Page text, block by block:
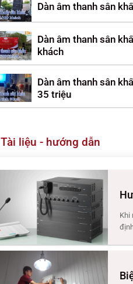
Dàn âm thanh sân
Dàn âm thanh sân
khách
Dàn âm thanh sân
35 triệu
Tài liệu - hướng dẫn
Khi